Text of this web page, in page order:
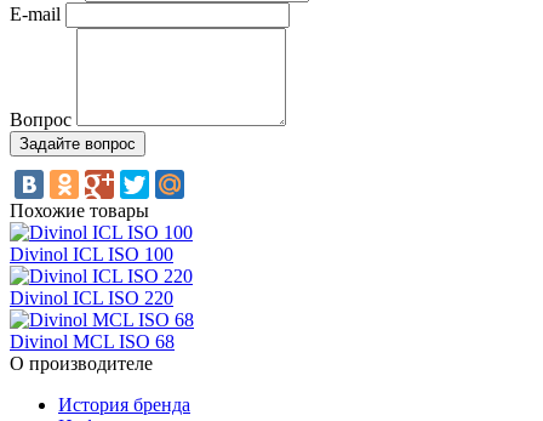
E-mail
Вопрос
Похожие товары
Divinol ICL ISO 100
Divinol ICL ISO 220
Divinol MCL ISO 68
О производителе
История бренда